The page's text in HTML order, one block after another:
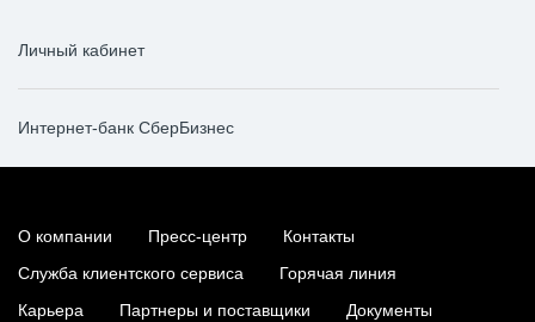
Личный кабинет
Интернет-банк СберБизнес
О компании Пресс-центр
Контакты
Служба клиентского сервиса
Горячая линия
Карьера
Партнеры и поставщики
Документы